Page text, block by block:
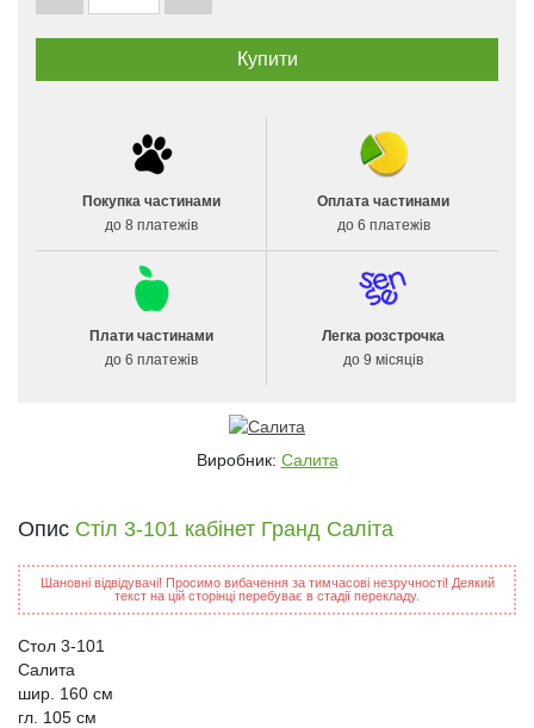
Покупка частинами
до 8 платежів
Оплата частинами
до 6 платежів
Плати частинами
до 6 платежів
Легка розстрочка
до 9 місяців
Виробник: Салита
Опис Стіл 3-101 кабінет Гранд Саліта
Шановні відвідувачі! Просимо вибачення за тимчасові незручності! Деякий
текст на цій сторінці перебуває в стадії перекладу.
Стол 3-101
Салита
шир. 160 см
гл. 105 см